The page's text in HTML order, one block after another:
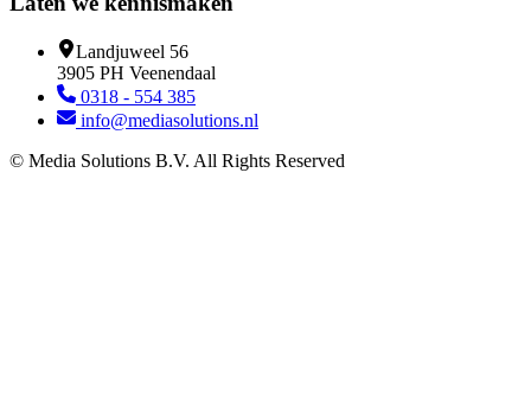
Landjuweel 56
3905 PH Veenendaal
0318 - 554 385
info@mediasolutions.nl
© Media Solutions B.V. All Rights Reserved